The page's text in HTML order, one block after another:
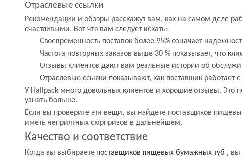
Отраслевые ссылки
Рекомендации и обзоры расскажут вам, как на самом деле
счастливыми. Вот что вам следует искать:
Своевременность поставок более 95% означает
Частота повторных заказов выше 30 % показывает, что
Отзывы клиентов дают вам реальные истории об
Отраслевые ссылки показывают, как поставщик
У Hallpack много довольных клиентов и хорошие отзывы. Это
узнать больше.
Если вы проверите эти вещи, вы найдете поставщиков
иметь неприятных сюрпризов в дальнейшем.
Качество и соответствие
Когда вы выбираете поставщиков пищевых бумажных туб , вы